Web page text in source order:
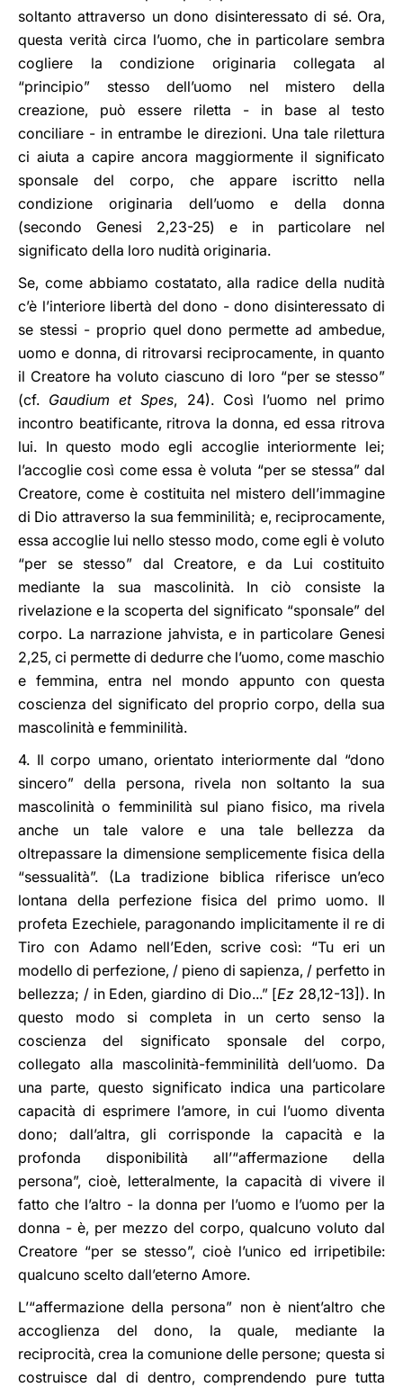
soltanto attraverso un dono disinteressato di sé. Ora,
questa verità circa l’uomo, che in particolare sembra
cogliere la condizione originaria collegata al
“principio” stesso dell’uomo nel mistero della
creazione, può essere riletta - in base al testo
conciliare - in entrambe le direzioni. Una tale rilettura
ci aiuta a capire ancora maggiormente il significato
sponsale del corpo, che appare iscritto nella
condizione originaria dell’uomo e della donna
(secondo Genesi 2,23-25) e in particolare nel
significato della loro nudità originaria.
Se, come abbiamo costatato, alla radice della nudità
c’è l’interiore libertà del dono - dono disinteressato di
se stessi - proprio quel dono permette ad ambedue,
uomo e donna, di ritrovarsi reciprocamente, in quanto
il Creatore ha voluto ciascuno di loro “per se stesso”
(cf. Gaudium et Spes, 24). Così l’uomo nel primo
incontro beatificante, ritrova la donna, ed essa ritrova
lui. In questo modo egli accoglie interiormente lei;
l’accoglie così come essa è voluta “per se stessa” dal
Creatore, come è costituita nel mistero dell’immagine
di Dio attraverso la sua femminilità; e, reciprocamente,
essa accoglie lui nello stesso modo, come egli è voluto
“per se stesso” dal Creatore, e da Lui costituito
mediante la sua mascolinità. In ciò consiste la
rivelazione e la scoperta del significato “sponsale” del
corpo. La narrazione jahvista, e in particolare Genesi
2,25, ci permette di dedurre che l’uomo, come maschio
e femmina, entra nel mondo appunto con questa
coscienza del significato del proprio corpo, della sua
mascolinità e femminilità.
4. Il corpo umano, orientato interiormente dal “dono
sincero” della persona, rivela non soltanto la sua
mascolinità o femminilità sul piano fisico, ma rivela
anche un tale valore e una tale bellezza da
oltrepassare la dimensione semplicemente fisica della
“sessualità”. (La tradizione biblica riferisce un’eco
lontana della perfezione fisica del primo uomo. Il
profeta Ezechiele, paragonando implicitamente il re di
Tiro con Adamo nell’Eden, scrive così: “Tu eri un
modello di perfezione, / pieno di sapienza, / perfetto in
bellezza; / in Eden, giardino di Dio...” [Ez 28,12-13]). In
questo modo si completa in un certo senso la
coscienza del significato sponsale del corpo,
collegato alla mascolinità-femminilità dell’uomo. Da
una parte, questo significato indica una particolare
capacità di esprimere l’amore, in cui l’uomo diventa
dono; dall’altra, gli corrisponde la capacità e la
profonda disponibilità all’“affermazione della
persona”, cioè, letteralmente, la capacità di vivere il
fatto che l’altro - la donna per l’uomo e l’uomo per la
donna - è, per mezzo del corpo, qualcuno voluto dal
Creatore “per se stesso”, cioè l’unico ed irripetibile:
qualcuno scelto dall’eterno Amore.
L’“affermazione della persona” non è nient’altro che
accoglienza del dono, la quale, mediante la
reciprocità, crea la comunione delle persone; questa si
costruisce dal di dentro, comprendendo pure tutta